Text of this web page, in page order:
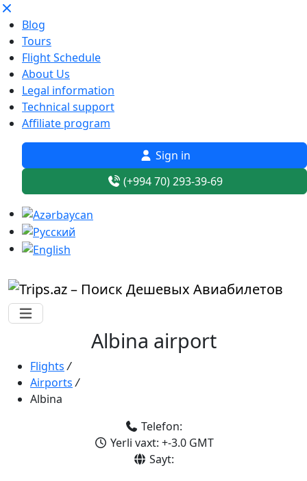
Blog
Tours
Flight Schedule
About Us
Legal information
Technical support
Affiliate program
Sign in
(+994 70) 293-39-69
Albina airport
Flights /
Airports /
Albina
Telefon:
Yerli vaxt: +-3.0 GMT
Sayt: